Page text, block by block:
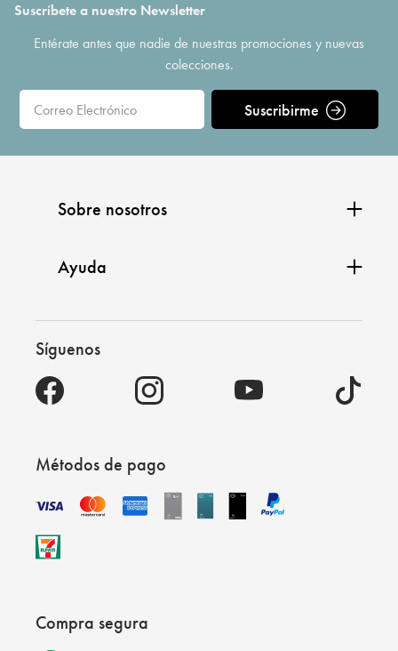
Suscríbete a nuestro Newsletter
Entérate antes que nadie de nuestras promociones y nuevas
colecciones.
Suscribirme
Sobre nosotros
Ayuda
Síguenos
Métodos de pago
Compra segura